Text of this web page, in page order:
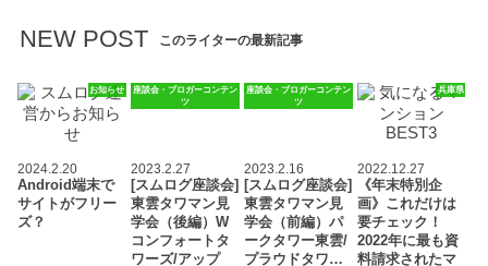
NEW POST このライターの最新記事
お知らせ
2024.2.20
Android端末で
サイトがフリー
ズ？
座談会・ブロガーコンテン
ツ
2023.2.27
[スムログ座談会]
東雲タワマン見
学会（後編）W
コンフォートタ
ワーズ/アップ
座談会・ブロガーコンテン
ツ
2023.2.16
[スムログ座談会]
東雲タワマン見
学会（前編）パ
ークタワー東雲/
プラウドタワ…
兵庫県
2022.12.27
《年末特別企
画》これだけは
要チェック！
2022年に最も資
料請求されたマ